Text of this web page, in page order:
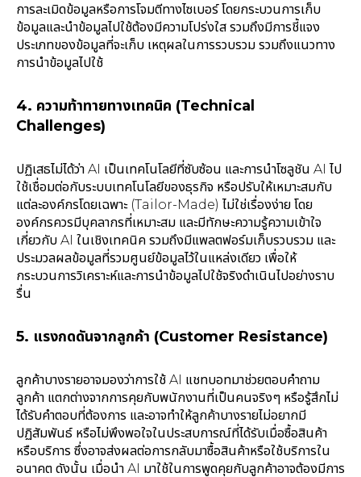
การละเมิดข้อมูลหรือการโจมตีทางไซเบอร์ โดยกระบวนการเก็บ
ข้อมูลและนำข้อมูลไปใช้ต้องมีความโปร่งใส รวมถึงมีการชี้แจง
ประเภทของข้อมูลที่จะเก็บ เหตุผลในการรวบรวม รวมถึงแนวทาง
การนำข้อมูลไปใช้
4. ความท้าทายทางเทคนิค (Technical
Challenges)
ปฏิเสธไม่ได้ว่า AI เป็นเทคโนโลยีที่ซับซ้อน และการนำโซลูชัน AI ไป
ใช้เชื่อมต่อกับระบบเทคโนโลยีของธุรกิจ หรือปรับให้เหมาะสมกับ
แต่ละองค์กรโดยเฉพาะ (Tailor-Made) ไม่ใช่เรื่องง่าย โดย
องค์กรควรมีบุคลากรที่เหมาะสม และมีทักษะความรู้ความเข้าใจ
เกี่ยวกับ AI ในเชิงเทคนิค รวมถึงมีแพลตฟอร์มเก็บรวบรวม และ
ประมวลผลข้อมูลที่รวมศูนย์ข้อมูลไว้ในแหล่งเดียว เพื่อให้
กระบวนการวิเคราะห์และการนำข้อมูลไปใช้จริงดำเนินไปอย่างราบ
รื่น
5. แรงกดดันจากลูกค้า (Customer Resistance)
ลูกค้าบางรายอาจมองว่าการใช้ AI แชทบอทมาช่วยตอบคำถาม
ลูกค้า แตกต่างจากการคุยกับพนักงานที่เป็นคนจริงๆ หรือรู้สึกไม่
ได้รับคำตอบที่ต้องการ และอาจทำให้ลูกค้าบางรายไม่อยากมี
ปฏิสัมพันธ์ หรือไม่พึงพอใจในประสบการณ์ที่ได้รับเมื่อซื้อสินค้า
หรือบริการ ซึ่งอาจส่งผลต่อการกลับมาซื้อสินค้าหรือใช้บริการใน
อนาคต ดังนั้น เมื่อนำ AI มาใช้ในการพูดคุยกับลูกค้าอาจต้องมีการ